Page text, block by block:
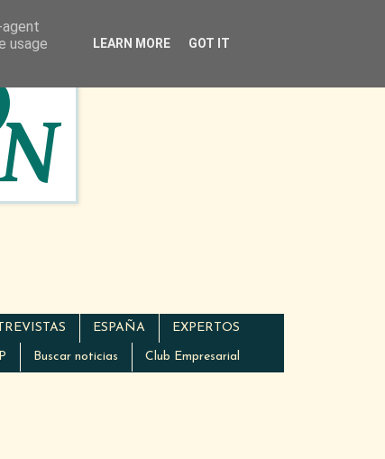
ESPAÑA EXPERTOS
Buscar noticias Club Empresarial
usage
LEARN MORE GOT IT